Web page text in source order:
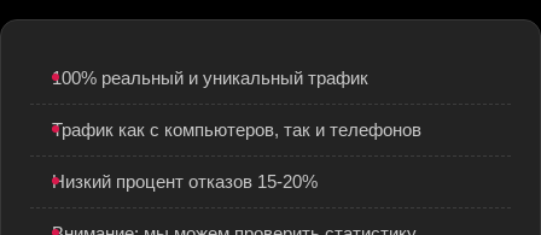
100% реальный и уникальный трафик
Трафик как с компьютеров, так и телефонов
Низкий процент отказов 15-20%